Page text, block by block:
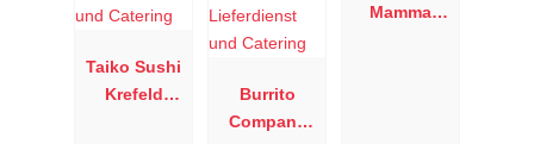
Taiko Sushi
Krefeld
Burrito
Company
Mamma